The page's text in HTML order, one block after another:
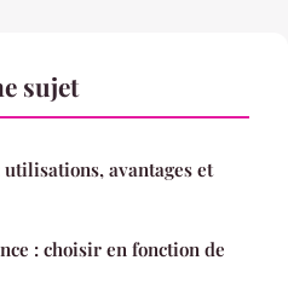
sujet
avantages et
: choisir en fonction de